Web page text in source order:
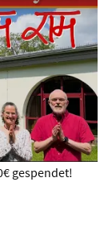
gespendet!